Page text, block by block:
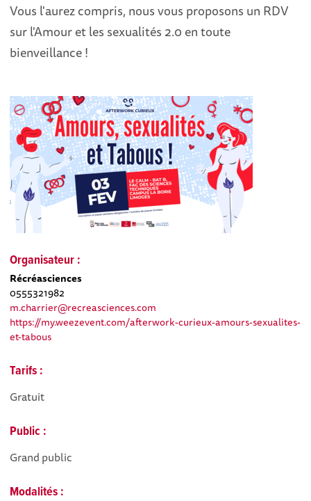
Vous l'aurez compris, nous vous proposons un RDV
sur l'Amour et les sexualités 2.0 en toute
bienveillance !
Organisateur :
Récréasciences
0555321982
m.charrier@recreasciences.com
https://my.weezevent.com/afterwork-curieux-amours-sexualites-
et-tabous
Tarifs :
Gratuit
Public :
Grand public
Modalités :